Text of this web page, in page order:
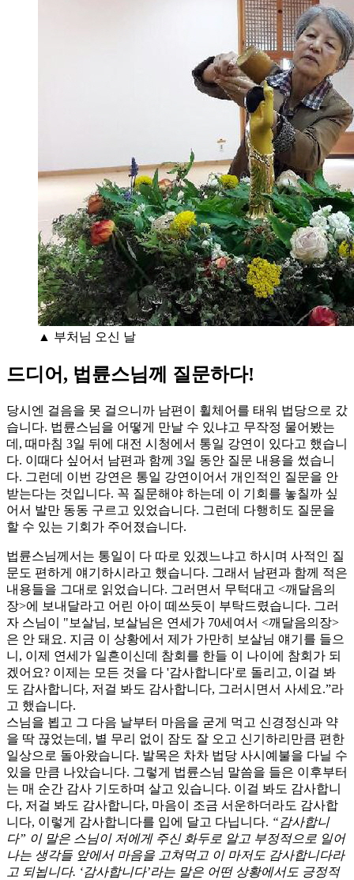
▲ 부처님 오신 날
드디어, 법륜스님께 질문하다!
당시엔 걸음을 못 걸으니까 남편이 휠체어를 태워 법당으로 갔
습니다. 법륜스님을 어떻게 만날 수 있냐고 무작정 물어봤는
데, 때마침 3일 뒤에 대전 시청에서 통일 강연이 있다고 했습니
다. 이때다 싶어서 남편과 함께 3일 동안 질문 내용을 썼습니
다. 그런데 이번 강연은 통일 강연이어서 개인적인 질문을 안
받는다는 것입니다. 꼭 질문해야 하는데 이 기회를 놓칠까 싶
어서 발만 동동 구르고 있었습니다. 그런데 다행히도 질문을
할 수 있는 기회가 주어졌습니다.
법륜스님께서는 통일이 다 따로 있겠느냐고 하시며 사적인 질
문도 편하게 얘기하시라고 했습니다. 그래서 남편과 함께 적은
내용들을 그대로 읽었습니다. 그러면서 무턱대고 <깨달음의
장>에 보내달라고 어린 아이 떼쓰듯이 부탁드렸습니다. 그러
자 스님이 "보살님, 보살님은 연세가 70세여서 <깨달음의장>
은 안 돼요. 지금 이 상황에서 제가 가만히 보살님 얘기를 들으
니, 이제 연세가 일흔이신데 참회를 한들 이 나이에 참회가 되
겠어요? 이제는 모든 것을 다 '감사합니다'로 돌리고, 이걸 봐
도 감사합니다, 저걸 봐도 감사합니다, 그러시면서 사세요.”라
고 했습니다.
스님을 뵙고 그 다음 날부터 마음을 굳게 먹고 신경정신과 약
을 딱 끊었는데, 별 무리 없이 잠도 잘 오고 신기하리만큼 편한
일상으로 돌아왔습니다. 발목은 차차 법당 사시예불을 다닐 수
있을 만큼 나았습니다. 그렇게 법륜스님 말씀을 들은 이후부터
는 매 순간 감사 기도하며 살고 있습니다. 이걸 봐도 감사합니
다, 저걸 봐도 감사합니다, 마음이 조금 서운하더라도 감사합
니다, 이렇게 감사합니다를 입에 달고 다닙니다. “감사합니
다” 이 말은 스님이 저에게 주신 화두로 알고 부정적으로 일어
나는 생각들 앞에서 마음을 고쳐먹고 이 마저도 감사합니다라
고 되뇝니다. ‘감사합니다’라는 말은 어떤 상황에서도 긍정적